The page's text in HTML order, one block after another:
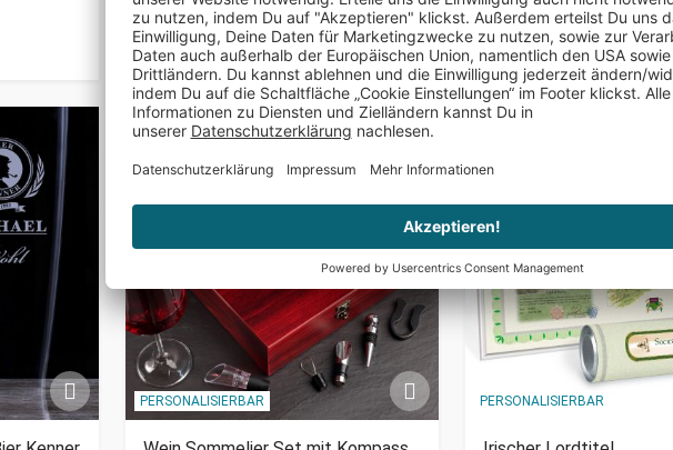
€ 49,95 € 19,95
PERSONALISIERBAR PERSONALISIERBAR